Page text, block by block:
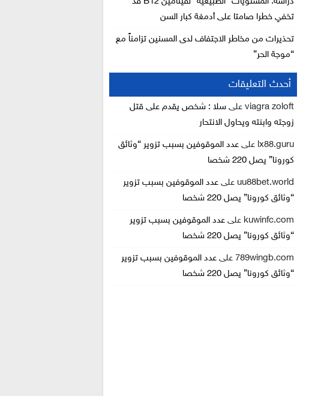
تخفي خطرا صامتا على أدمغة كبار السن
تحذيرات من مخاطر الاجتفاف لدى المسنين تزامناً مع
“موجة الحر”
أحدث التعليقات
viagra zoloftعلى سلا : شخص يقدم على قتل
زوجته وابنته ويحاول الانتحار
lx88.guru على عدد الموقوفين بسبب تزوير “وثائق
كورونا” يصل 220 شخصا
uu88bet.world على عدد الموقوفين بسبب تزوير
“وثائق كورونا” يصل 220 شخصا
kuwinfc.com على عدد الموقوفين بسبب تزوير
“وثائق كورونا” يصل 220 شخصا
789wingb.comعلى عدد الموقوفين بسبب تزوير
“وثائق كورونا” يصل 220 شخصا